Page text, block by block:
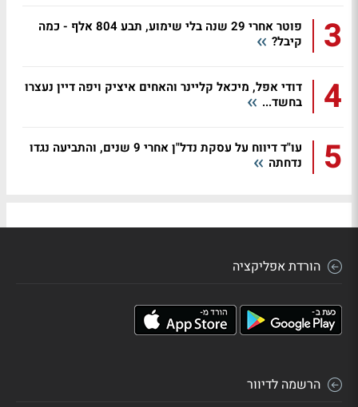
3
פוטר אחרי 29 שנה בלי שימוע, תבע 804 אלף - כמה
קיבל?
4
דודי אפל, מיכאל קליינר והאחים איציק ויפה דיין נעצרו
בחשד...
5
עו"ד דיווח על עסקת נדל"ן אחרי 9 שנים, והתביעה נגדו
נדחתה
הורדת אפליקציה
הרשמה לדיוור